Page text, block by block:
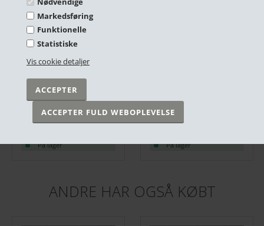
Markedsføring
Funktionelle
Statistiske
Vis cookie detaljer
Aurea Magnetskinne til Plakater, Egetræ. 51 cm
På lager
A2 ramme i træ - Egetræ
På lager
ANDRE HAR OGSÅ KØBT